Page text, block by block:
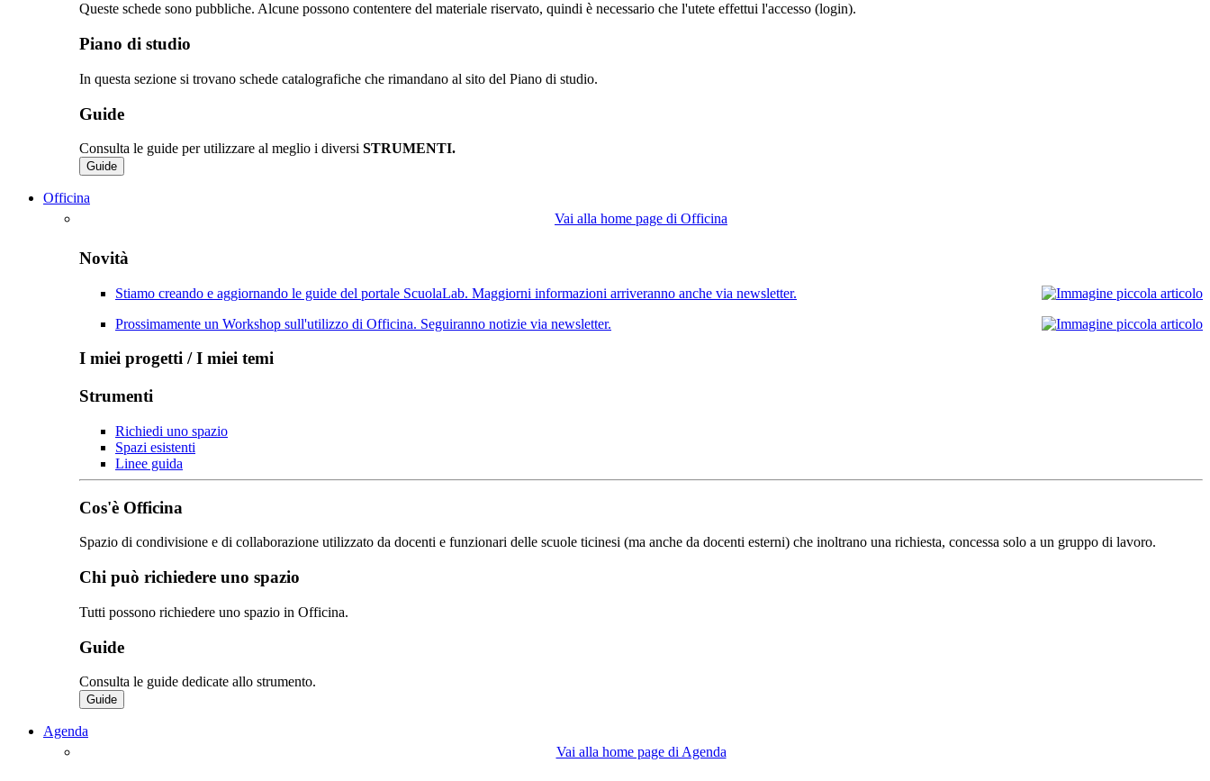
Queste schede sono pubbliche. Alcune possono contentere del materiale riservato, quindi è necessario che l'utete effettui l'accesso (login).
Piano di studio
In questa sezione si trovano schede catalografiche che rimandano al sito del Piano di studio.
Guide
Consulta le guide per utilizzare al meglio i diversi STRUMENTI.
Guide
Officina
Vai alla home page di Officina
Novità
Stiamo creando e aggiornando le guide del portale ScuolaLab. Maggiorni informazioni arriveranno anche via newsletter.
Prossimamente un Workshop sull'utilizzo di Officina. Seguiranno notizie via newsletter.
I miei progetti / I miei temi
Strumenti
Richiedi uno spazio
Spazi esistenti
Linee guida
Cos'è Officina
Spazio di condivisione e di collaborazione utilizzato da docenti e funzionari delle scuole ticinesi (ma anche da docenti esterni) che inoltrano una richiesta, concessa solo a un gruppo di lavoro.​
Chi può richiedere uno spazio
Tutti possono richiedere uno spazio in Officina.
Guide
Consulta le guide dedicate allo strumento.
Guide
Agenda
Vai alla home page di Agenda